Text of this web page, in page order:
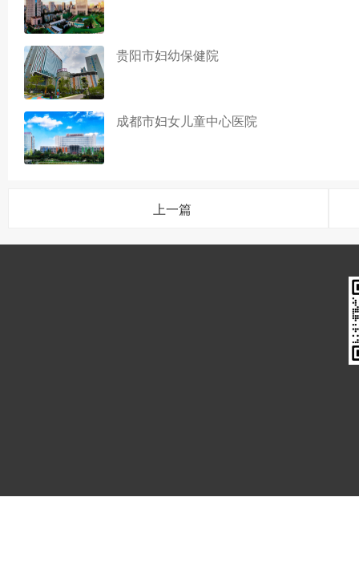
贵阳市妇幼保健院
成都市妇女儿童中心医院
上一篇